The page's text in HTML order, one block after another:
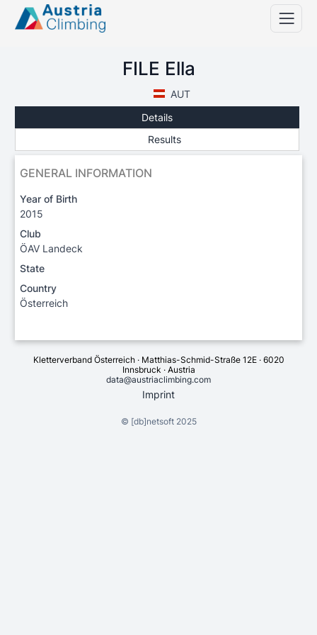
FILE Ella
AUT
Details
Results
GENERAL INFORMATION
Year of Birth
2015
Club
ÖAV Landeck
State
Country
Österreich
Kletterverband Österreich · Matthias-Schmid-Straße 12E · 6020
Innsbruck · Austria
data@austriaclimbing.com
Imprint
© [db]netsoft2025